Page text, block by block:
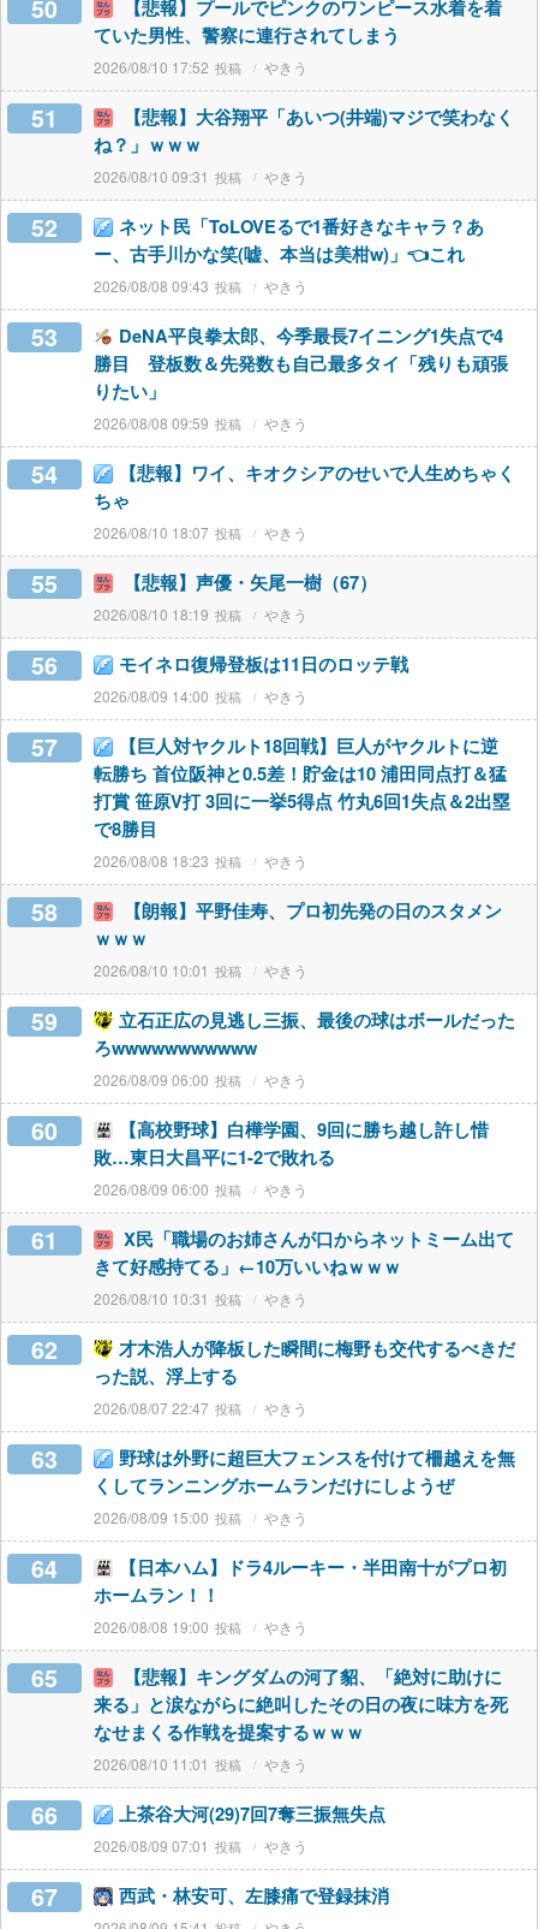
50
【悲報】プールでピンクのワンピース水着を着
ていた男性、警察に連行されてしまう
2026/08/10 17:52 やきう
51
【悲報】大谷翔平「あいつ(井端)マジで笑わなく
ね？」ｗｗｗ
2026/08/10 09:31 やきう
52
ネット民「ToLOVEるで1番好きなキャラ？あ
ー、古手川かな笑(嘘、本当は美柑w)」👈これ
2026/08/08 09:43 やきう
53
DeNA平良拳太郎、今季最長7イニング1失点で4
勝目 登板数＆先発数も自己最多タイ「残りも頑張
りたい」
2026/08/08 09:59 やきう
54
【悲報】ワイ、キオクシアのせいで人生めちゃく
ちゃ
2026/08/10 18:07 やきう
55 【悲報】声優・矢尾一樹（67）
2026/08/10 18:19 やきう
56 モイネロ復帰登板は11日のロッテ戦
2026/08/09 14:00 やきう
57
【巨人対ヤクルト18回戦】巨人がヤクルトに逆
転勝ち 首位阪神と0.5差！貯金は10 浦田同点打＆猛
打賞 笹原V打 3回に一挙5得点 竹丸6回1失点＆2出塁
で8勝目
2026/08/08 18:23 やきう
58
【朗報】平野佳寿、プロ初先発の日のスタメン
ｗｗｗ
2026/08/10 10:01 やきう
59
立石正広の見逃し三振、最後の球はボールだった
ろwwwwwwwwwww
2026/08/09 06:00 やきう
60
【高校野球】白樺学園、9回に勝ち越し許し惜
敗…東日大昌平に1-2で敗れる
2026/08/09 06:00 やきう
61
X民「職場のお姉さんが口からネットミーム出て
きて好感持てる」←10万いいねｗｗｗ
2026/08/10 10:31 やきう
62
才木浩人が降板した瞬間に梅野も交代するべきだ
った説、浮上する
2026/08/07 22:47 やきう
63
野球は外野に超巨大フェンスを付けて柵越えを無
くしてランニングホームランだけにしようぜ
2026/08/09 15:00 やきう
64
【日本ハム】ドラ4ルーキー・半田南十がプロ初
ホームラン！！
2026/08/08 19:00 やきう
65
【悲報】キングダムの河了貂、「絶対に助けに
来る」と涙ながらに絶叫したその日の夜に味方を死
なせまくる作戦を提案するｗｗｗ
2026/08/10 11:01 やきう
66 上茶谷大河(29)7回7奪三振無失点
2026/08/09 07:01 やきう
67 西武・林安可、左膝痛で登録抹消